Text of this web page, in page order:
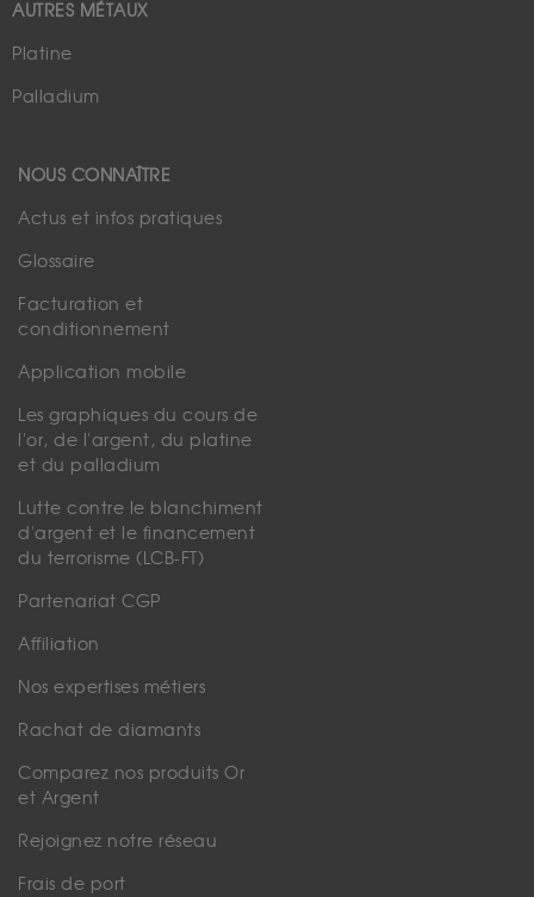
AUTRES MÉTAUX
Platine
Palladium
NOUS CONNAÎTRE
Actus et infos pratiques
Glossaire
Facturation et
conditionnement
Application mobile
Les graphiques du cours de
l'or, de l'argent, du platine
et du palladium
Lutte contre le blanchiment
d'argent et le financement
du terrorisme (LCB-FT)
Partenariat CGP
Affiliation
Nos expertises métiers
Rachat de diamants
Comparez nos produits Or
et Argent
Rejoignez notre réseau
Frais de port